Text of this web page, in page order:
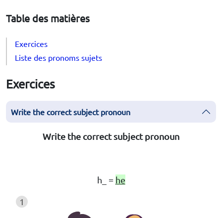
Table des matières
Exercices
Liste des pronoms sujets
Exercices
Write the correct subject pronoun
Write the correct subject pronoun
h_ = he
1